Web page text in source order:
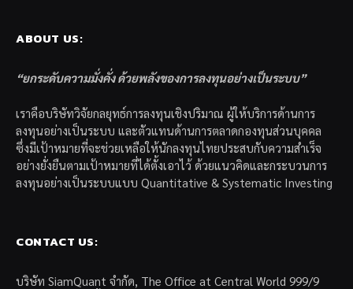
ABOUT US:
“ยกระดับความมั่งคั่ง ด้วยพลังของการลงทุนอย่างเป็นระบบ”
เราคือบริษัทวิจัยกลยุทธ์การลงทุนเชิงปริมาณ ผู้ให้บริการด้านการ
ลงทุนอย่างเป็นระบบ และตัวแทนด้านการตลาดกองทุนส่วนบุคคล
ซึ่งมีเป้าหมายที่จะช่วยเหลือให้นักลงทุนไทยประสบกับความสำเร็จ
อย่างยั่งยืนตามเป้าหมายที่ได้ตั้งเอาไว้ ด้วยแนวคิดและกระบวนการ
ลงทุนอย่างเป็นระบบแบบ Quantitative & Systematic Investing
CONTACT US:
บริษัท SiamQuant จำกัด, The Office at Central World 999/9